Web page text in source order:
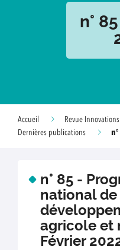
n°
Accueil
Revue
Dernières publications
n° 85 -
national de
agricole et
Février